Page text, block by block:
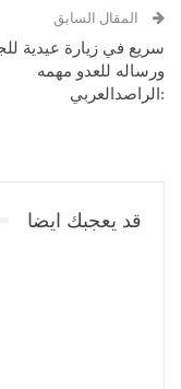
المقال السابق
سريع في زيارة عيدية
ورساله للعدو مهمه
:الراصدالعربي
قد يعجبك ايضا